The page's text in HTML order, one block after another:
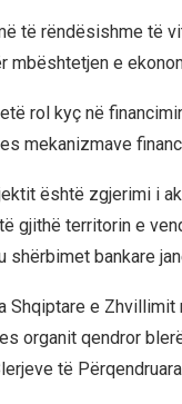
të rëndësishme të
e
rol kyç në
mekanizmave
është zgjerimi i
gjithë territorin e
bankare
Shqiptare e
organit qendror
të